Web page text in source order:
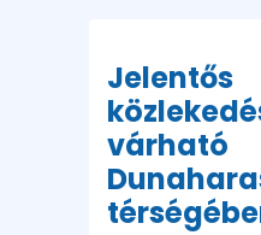
Jelentős
várható